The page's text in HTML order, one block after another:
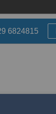
6824815